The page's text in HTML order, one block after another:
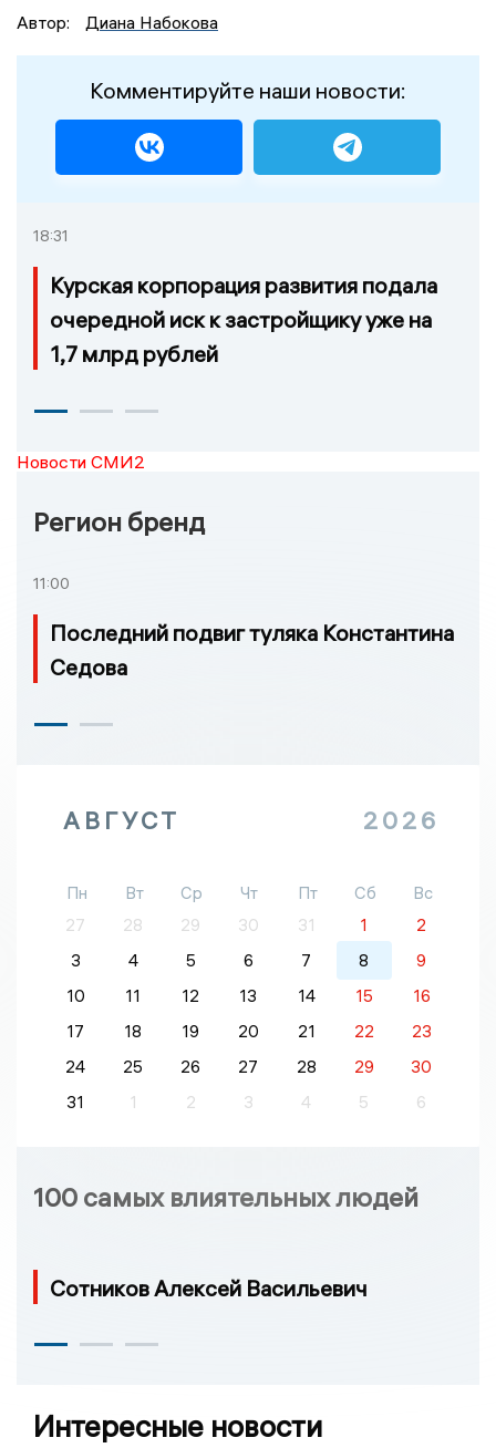
Автор:
Диана Набокова
Комментируйте наши новости:
18:31
Курская корпорация развития подала
очередной иск к застройщику уже на
1,7 млрд рублей
Новости СМИ2
Регион бренд
11:00
Последний подвиг туляка Константина
Седова
АВГУСТ 2026
Пн Вт Ср Чт Пт Сб
Вс
27
28 29 30 31 1
2
3
4 5 6 7 8
9
10
11 12 13 14 15
16
17
18 19 20 21 22
23
24
25 26 27 28 29
30
31
1 2 3 4 5 6
100 самых влиятельных людей
Сотников Алексей Васильевич
Интересные новости